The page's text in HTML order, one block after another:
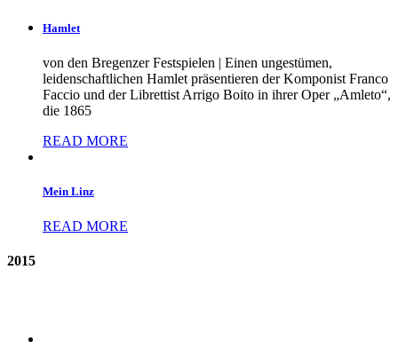
Hamlet
von den Bregenzer Festspielen | Einen ungestümen,
leidenschaftlichen Hamlet präsentieren der Komponist Franco
Faccio und der Librettist Arrigo Boito in ihrer Oper „Amleto“,
die 1865
READ MORE
Mein Linz
READ MORE
2015